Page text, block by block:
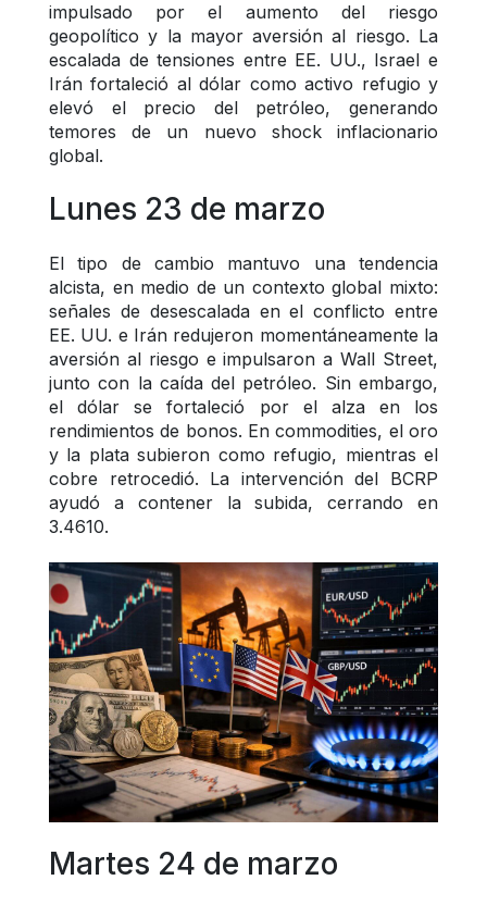
impulsado por el aumento del riesgo
geopolítico y la mayor aversión al riesgo. La
escalada de tensiones entre EE. UU., Israel e
Irán fortaleció al dólar como activo refugio y
elevó el precio del petróleo, generando
temores de un nuevo shock inflacionario
global.
Lunes 23 de marzo
El tipo de cambio mantuvo una tendencia
alcista, en medio de un contexto global mixto:
señales de desescalada en el conflicto entre
EE. UU. e Irán redujeron momentáneamente la
aversión al riesgo e impulsaron a Wall Street,
junto con la caída del petróleo. Sin embargo,
el dólar se fortaleció por el alza en los
rendimientos de bonos. En commodities, el oro
y la plata subieron como refugio, mientras el
cobre retrocedió. La intervención del BCRP
ayudó a contener la subida, cerrando en
3.4610.
Martes 24 de marzo